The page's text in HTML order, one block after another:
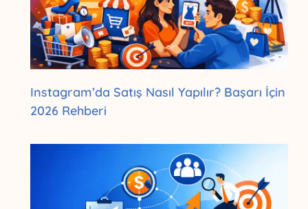
Instagram’da Satış Nasıl Yapılır? Başarı İçin
2026 Rehberi